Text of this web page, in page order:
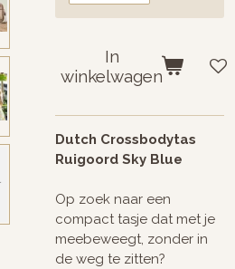
In
winkelwagen
Dutch Crossbodytas
Ruigoord Sky Blue
Op zoek naar een
compact tasje dat met je
meebeweegt, zonder in
de weg te zitten?